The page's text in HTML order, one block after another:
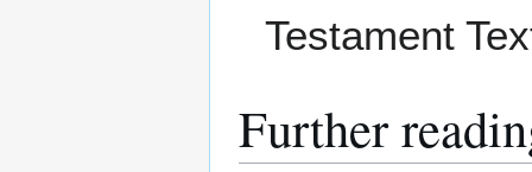
Testament
Further